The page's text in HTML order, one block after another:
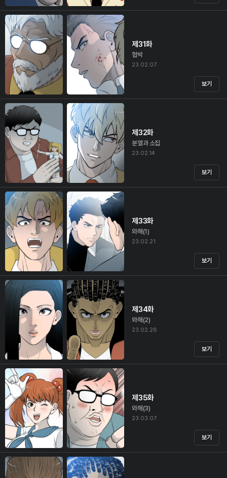
제31화
협박
23.02.07
보기
제32화
분열과 소집
23.02.14
보기
제33화
와해(1)
23.02.21
보기
제34화
와해(2)
23.02.28
보기
제35화
와해(3)
23.03.07
보기